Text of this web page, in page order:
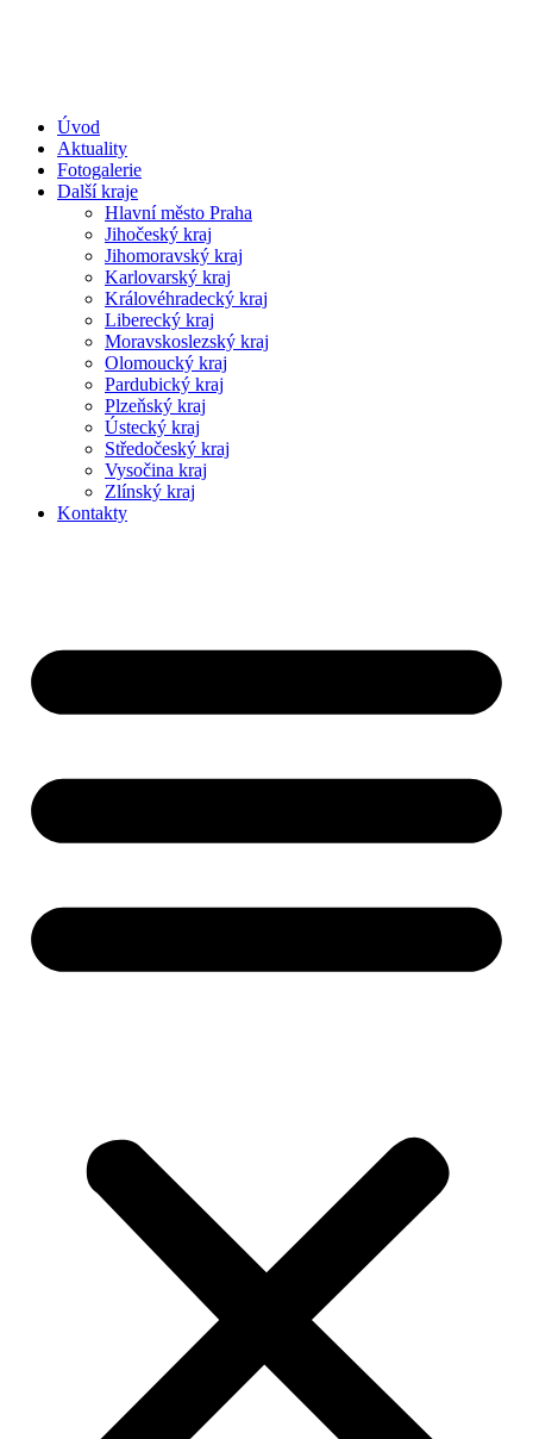
Úvod
Aktuality
Fotogalerie
Další kraje
Hlavní město Praha
Jihočeský kraj
Jihomoravský kraj
Karlovarský kraj
Královéhradecký kraj
Liberecký kraj
Moravskoslezský kraj
Olomoucký kraj
Pardubický kraj
Plzeňský kraj
Ústecký kraj
Středočeský kraj
Vysočina kraj
Zlínský kraj
Kontakty